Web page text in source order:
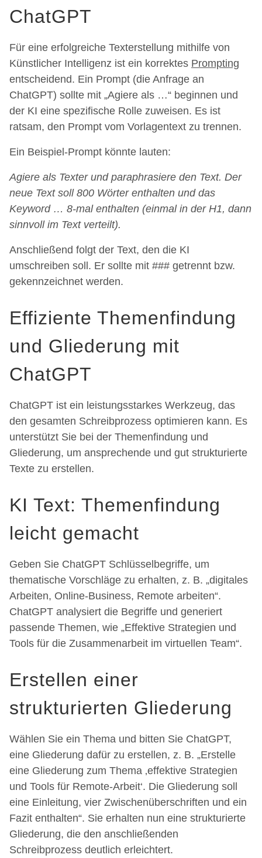
ChatGPT
Für eine erfolgreiche Texterstellung mithilfe von
Künstlicher Intelligenz ist ein korrektes Prompting
entscheidend. Ein Prompt (die Anfrage an
ChatGPT) sollte mit „Agiere als …“ beginnen und
der KI eine spezifische Rolle zuweisen. Es ist
ratsam, den Prompt vom Vorlagentext zu trennen.
Ein Beispiel-Prompt könnte lauten:
Agiere als Texter und paraphrasiere den Text. Der
neue Text soll 800 Wörter enthalten und das
Keyword … 8-mal enthalten (einmal in der H1, dann
sinnvoll im Text verteilt).
Anschließend folgt der Text, den die KI
umschreiben soll. Er sollte mit ### getrennt bzw.
gekennzeichnet werden.
Effiziente Themenfindung
und Gliederung mit
ChatGPT
ChatGPT ist ein leistungsstarkes Werkzeug, das
den gesamten Schreibprozess optimieren kann. Es
unterstützt Sie bei der Themenfindung und
Gliederung, um ansprechende und gut strukturierte
Texte zu erstellen.
KI Text: Themenfindung
leicht gemacht
Geben Sie ChatGPT Schlüsselbegriffe, um
thematische Vorschläge zu erhalten, z. B. „digitales
Arbeiten, Online-Business, Remote arbeiten“.
ChatGPT analysiert die Begriffe und generiert
passende Themen, wie „Effektive Strategien und
Tools für die Zusammenarbeit im virtuellen Team“.
Erstellen einer
strukturierten Gliederung
Wählen Sie ein Thema und bitten Sie ChatGPT,
eine Gliederung dafür zu erstellen, z. B. „Erstelle
eine Gliederung zum Thema ‚effektive Strategien
und Tools für Remote-Arbeit‘. Die Gliederung soll
eine Einleitung, vier Zwischenüberschriften und ein
Fazit enthalten“. Sie erhalten nun eine strukturierte
Gliederung, die den anschließenden
Schreibprozess deutlich erleichtert.